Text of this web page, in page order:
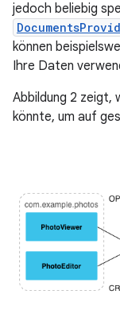
jedoch beliebig
können
Ihre Daten
Abbildung 2 zeigt,
könnte, um auf